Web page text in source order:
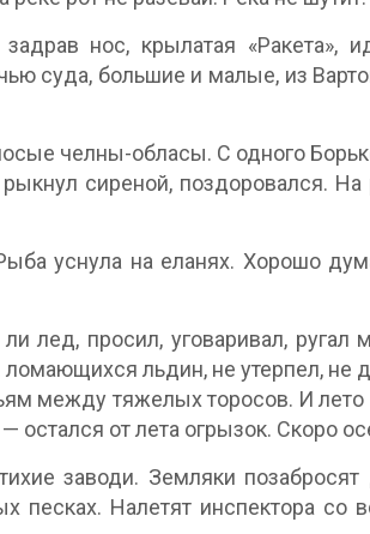
нос, крылатая «Ракета»,
суда, большие и малые, из
челны-обласы. С одного
сиреной, поздоровался. На
уснула на еланях. Хорошо
лед, просил, уговаривал, ругал
ломающихся льдин, не утерпел, не
между тяжелых торосов. И
остался от лета огрызок. Скоро
заводи. Земляки позабросят
Налетят инспектора со